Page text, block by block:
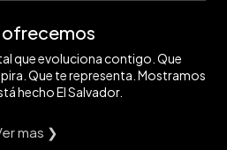
ofrecemos
que evoluciona contigo. Que
Que te representa. Mostramos
hecho El Salvador.
mas ❯